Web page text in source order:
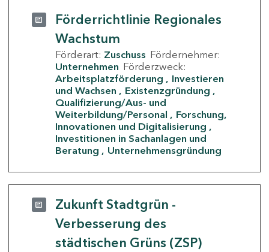
Förderrichtlinie Regionales
Wachstum
Förderart: Zuschuss Fördernehmer:
Unternehmen Förderzweck:
Arbeitsplatzförderung
Investieren
und Wachsen
Existenzgründung
Qualifizierung/Aus- und
Weiterbildung/Personal
Forschung,
Innovationen und Digitalisierung
Investitionen in Sachanlagen und
Beratung
Unternehmensgründung
Zukunft Stadtgrün -
Verbesserung des
städtischen Grüns (ZSP)